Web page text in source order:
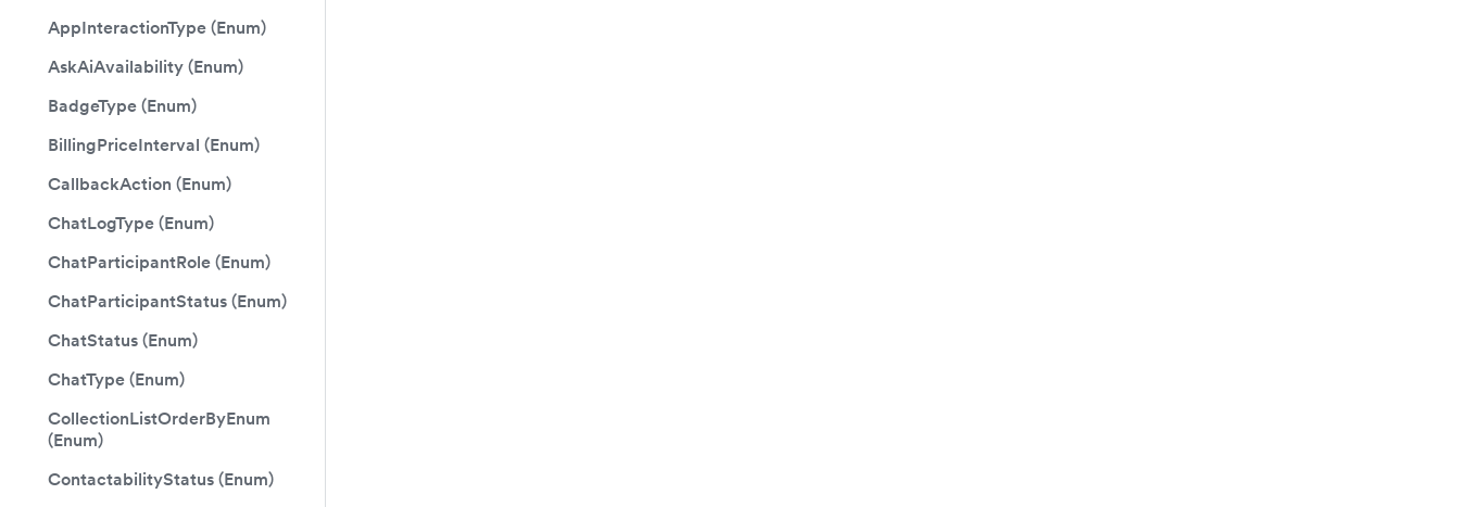
AppInteractionType (Enum)
AskAiAvailability (Enum)
BadgeType (Enum)
BillingPriceInterval (Enum)
CallbackAction (Enum)
ChatLogType (Enum)
ChatParticipantRole (Enum)
ChatParticipantStatus (Enum)
ChatStatus (Enum)
ChatType (Enum)
CollectionListOrderByEnum
(Enum)
ContactabilityStatus (Enum)